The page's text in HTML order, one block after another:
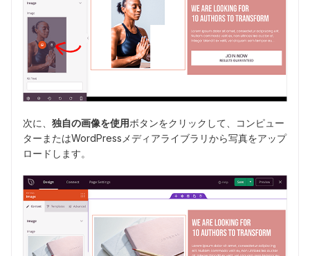
次に、 独自の画像を使用ボタンをクリックして、コンピュー
ターまたはWordPressメディアライブラリから写真をアップ
ロードします。